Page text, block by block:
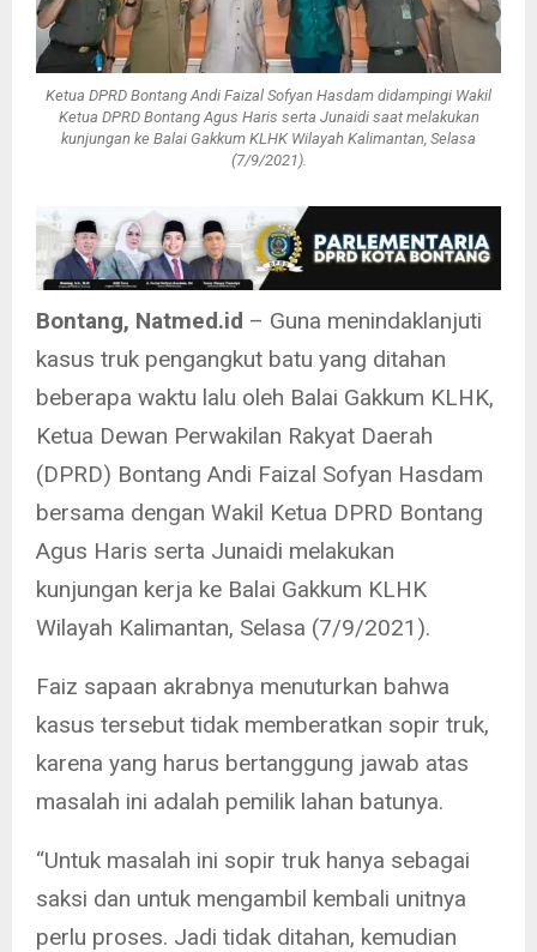
Ketua DPRD Bontang Andi Faizal Sofyan Hasdam didampingi Wakil
Ketua DPRD Bontang Agus Haris serta Junaidi saat melakukan
kunjungan ke Balai Gakkum KLHK Wilayah Kalimantan, Selasa
(7/9/2021).
Bontang, Natmed.id – Guna menindaklanjuti
kasus truk pengangkut batu yang ditahan
beberapa waktu lalu oleh Balai Gakkum KLHK,
Ketua Dewan Perwakilan Rakyat Daerah
(DPRD) Bontang Andi Faizal Sofyan Hasdam
bersama dengan Wakil Ketua DPRD Bontang
Agus Haris serta Junaidi melakukan
kunjungan kerja ke Balai Gakkum KLHK
Wilayah Kalimantan, Selasa (7/9/2021).
Faiz sapaan akrabnya menuturkan bahwa
kasus tersebut tidak memberatkan sopir truk,
karena yang harus bertanggung jawab atas
masalah ini adalah pemilik lahan batunya.
“Untuk masalah ini sopir truk hanya sebagai
saksi dan untuk mengambil kembali unitnya
perlu proses. Jadi tidak ditahan, kemudian